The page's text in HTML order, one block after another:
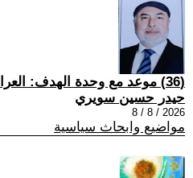
(36) موعد مع وحدة الهدف: العراق هَمُّنا
حيدر حسين سويري
2026 / 8 / 8
مواضيع وابحاث سياسية